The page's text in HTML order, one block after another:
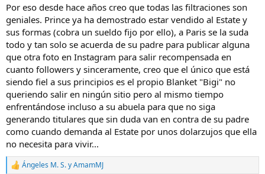
Por eso desde hace años creo que todas las filtraciones son
geniales. Prince ya ha demostrado estar vendido al Estate y
sus formas (cobra un sueldo fijo por ello), a Paris se la suda
todo y tan solo se acuerda de su padre para publicar alguna
que otra foto en Instagram para salir recompensada en
cuanto followers y sinceramente, creo que el único que está
siendo fiel a sus principios es el propio Blanket "Bigi" no
queriendo salir en ningún sitio pero al mismo tiempo
enfrentándose incluso a su abuela para que no siga
generando titulares que sin duda van en contra de su padre
como cuando demanda al Estate por unos dolarzujos que ella
no necesita para vivir...
R
Ángeles M. S.yAmamMJ